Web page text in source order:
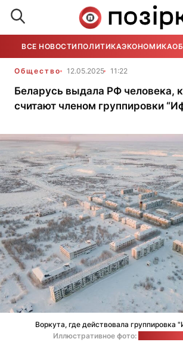
ВСЕ НОВОСТИ ПОЛИТИКАЭКОНОМИКА
Общество 12.05.2025 11:22
Беларусь выдала РФ человека,
считают членом группировки
Воркута, где действовала группировка
Иллюстративное фото: